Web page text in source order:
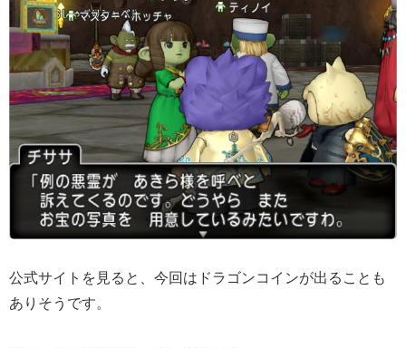
公式サイトを見ると、今回はドラゴンコインが出ることも
ありそうです。